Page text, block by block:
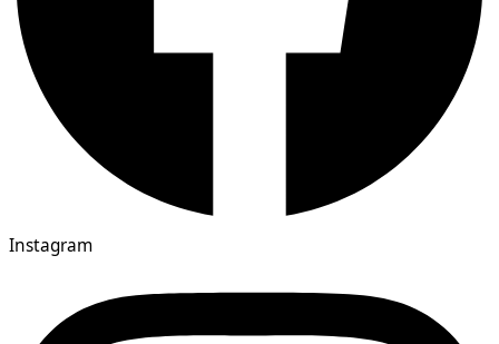
Instagram